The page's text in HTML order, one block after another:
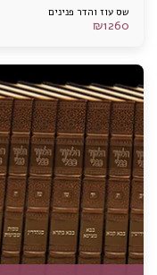
שס עוז והדר פנינים
₪1260